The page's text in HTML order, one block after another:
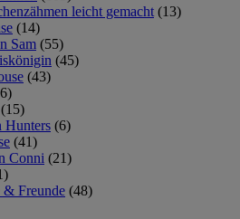
leicht gemacht (13)
(14)
Sam (55)
(45)
(43)
(15)
Hunters (6)
(41)
Conni (21)
Freunde (48)